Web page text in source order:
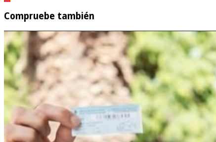
Compruebe también